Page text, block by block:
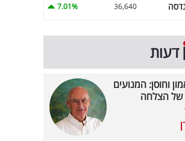
36,640
7.01%
דעות
וחוסן: המנועים
הצלחה